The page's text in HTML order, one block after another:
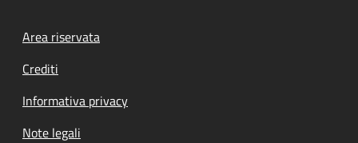
Footer menu
Area riservata
Crediti
Informativa privacy
Note legali